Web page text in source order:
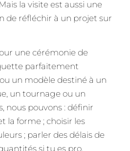
la visite est aussi une
de réfléchir à un projet sur
une cérémonie de
parfaitement
un modèle destiné à un
un tournage ou un
nous pouvons : définir
la forme ; choisir les
; parler des délais de
si tu es pro.